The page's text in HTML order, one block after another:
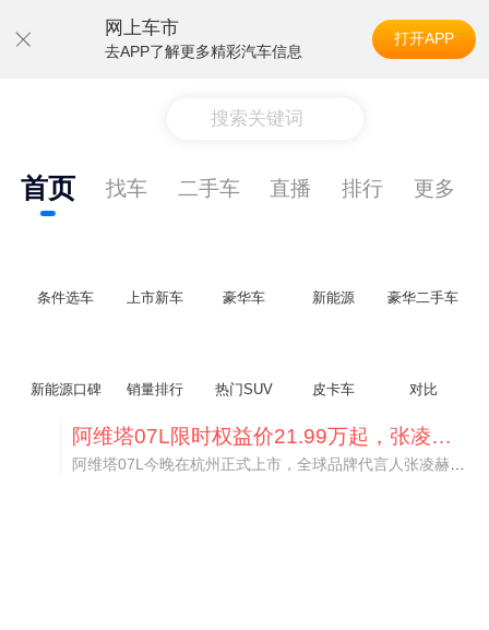
网上车市
去APP了解更多精彩汽车信息
打开APP
搜索关键词
首页 找车 二手车 直播 排行 更多
条件选车 上市新车 豪华车 新能源 豪华二手车
新能源口碑 销量排行 热门SUV 皮卡车 对比
阿维塔07L限时权益价21.99万起，张凌赫成首位车主
阿维塔07L今晚在杭州正式上市，全球品牌代言人张凌赫现场提车，成为这台车的第一位主人。三个版本：Elite纯电版22.99万，Max+后驱纯电版24.99万，Ultra三电机四驱版27.99万。